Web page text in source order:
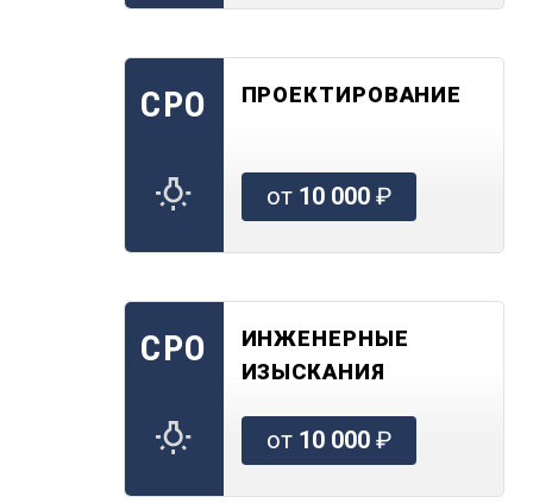
СРО ПРОЕКТИРОВАНИЕ
от 10 000₽
СРО
ИНЖЕНЕРНЫЕ
ИЗЫСКАНИЯ
от 10 000₽